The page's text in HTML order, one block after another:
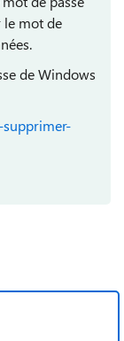
le mot de
de Windows